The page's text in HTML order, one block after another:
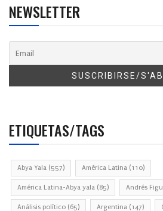
NEWSLETTER
ETIQUETAS/TAGS
Abya Yala (557) América Latina (110)
América Latina-Abya yala (85) Andrés
Análisis político (65) Argentina (147)